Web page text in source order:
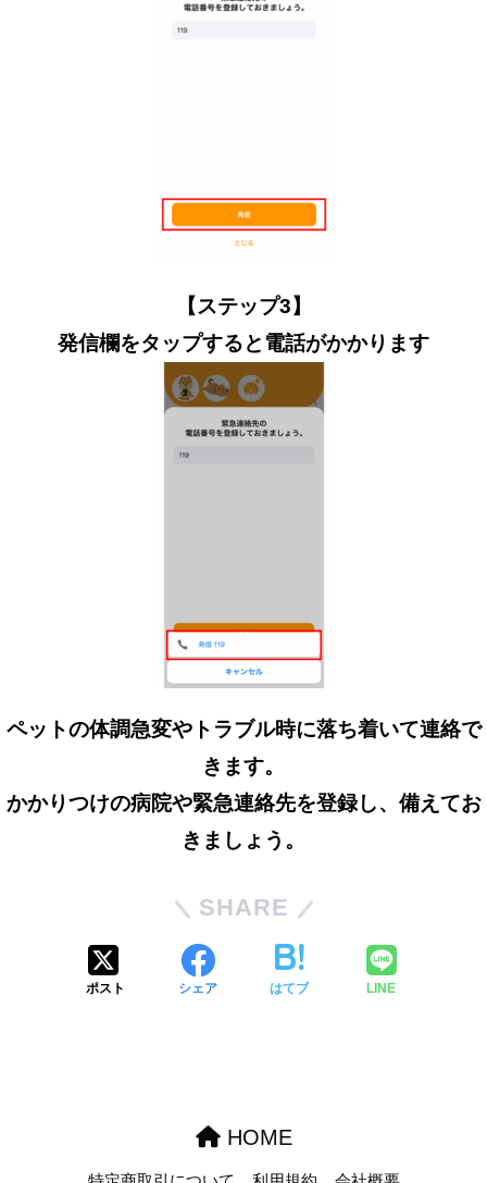
【ステップ3】
発信欄をタップすると電話がかかります
ペットの体調急変やトラブル時に落ち着いて連絡で
きます。
かかりつけの病院や緊急連絡先を登録し、備えてお
きましょう。
SHARE
ポスト シェア はてブ LINE
HOME